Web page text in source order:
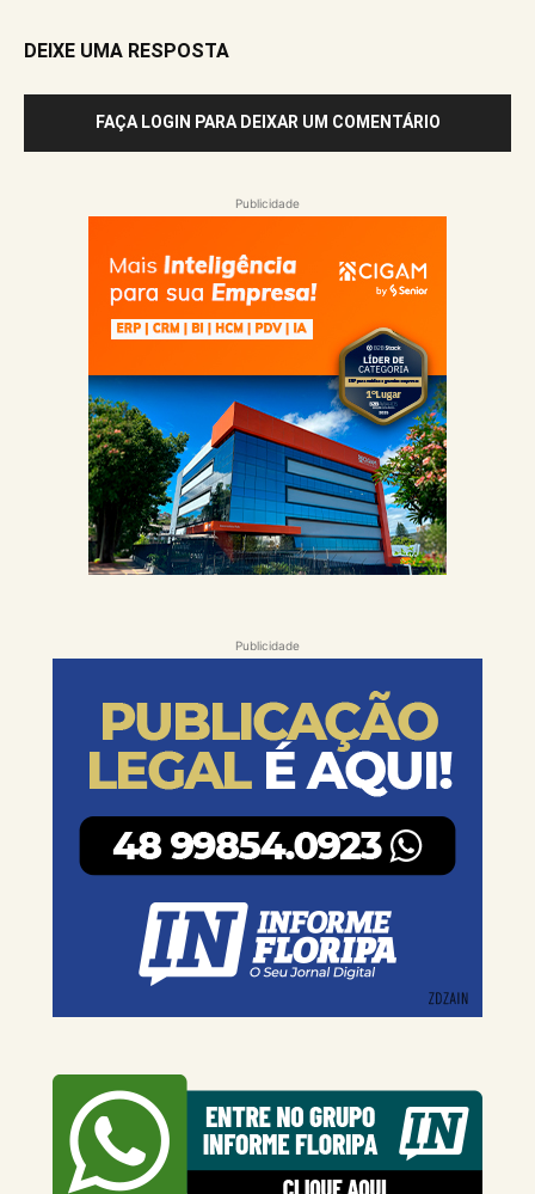
DEIXE UMA RESPOSTA
FAÇA LOGIN PARA DEIXAR UM COMENTÁRIO
Publicidade
Publicidade